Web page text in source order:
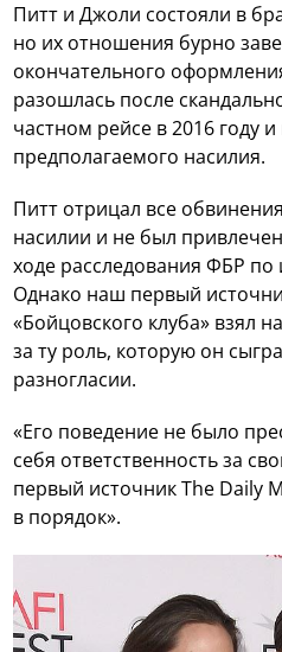
Питт и Джоли состояли в
но их отношения бурно
окончательного
разошлась после
частном рейсе в 2016 году
предполагаемого насилия.
Питт отрицал все
насилии и не был
ходе расследования ФБР по
Однако наш первый
«Бойцовского клуба» взял
за ту роль, которую он
разногласии.
«Его поведение не было
себя ответственность за
первый источник The Daily
в порядок».